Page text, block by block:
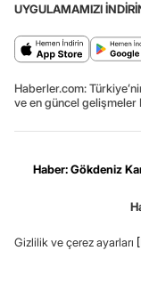
UYGULAMAMIZI
Haberler.com:
ve en güncel gelişmeler
Haber: Gökdeniz
Gizlilik ve çerez ayarları